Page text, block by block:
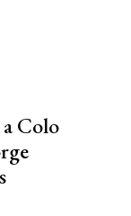
Colo